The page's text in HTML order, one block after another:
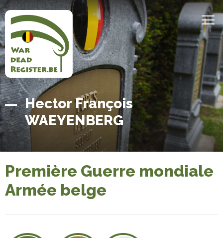
Aller
au
contenu
principal
Accueil
Belgian
War
Dead
Register
Hector François
WAEYENBERG
Première Guerre mondiale
Armée belge